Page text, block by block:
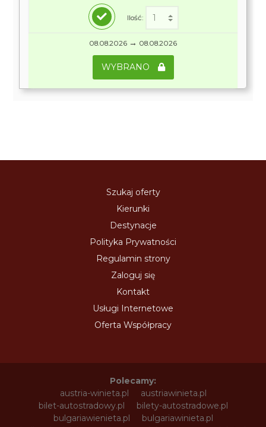
Ilość:
08.08.2026 → 08.08.2026
WYBRANO
Szukaj oferty
Kierunki
Destynacje
Polityka Prywatności
Regulamin strony
Zaloguj się
Kontakt
Usługi Internetowe
Oferta Współpracy
Polecamy:
austria-winieta.pl
austriawinieta.pl
bilet-autostradowy.pl
bilety-autostradowe.pl
bulgariawienieta.pl
bulgariawinieta.pl